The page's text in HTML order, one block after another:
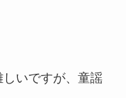
いですが、童謡